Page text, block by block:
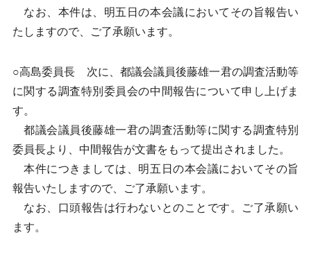
なお、本件は、明五日の本会議においてその旨報告い
たしますので、ご了承願います。
○高島委員長 次に、都議会議員後藤雄一君の調査活動等
に関する調査特別委員会の中間報告について申し上げま
す。
都議会議員後藤雄一君の調査活動等に関する調査特別
委員長より、中間報告が文書をもって提出されました。
本件につきましては、明五日の本会議においてその旨
報告いたしますので、ご了承願います。
なお、口頭報告は行わないとのことです。ご了承願い
ます。